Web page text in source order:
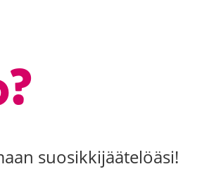
suosikkijäätelöäsi!